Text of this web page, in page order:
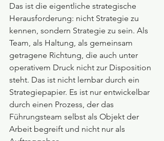
Das ist die eigentliche strategische
Herausforderung: nicht Strategie zu
kennen, sondern Strategie zu sein. Als
Team, als Haltung, als gemeinsam
getragene Richtung, die auch unter
operativem Druck nicht zur Disposition
steht. Das ist nicht lernbar durch ein
Strategiepapier. Es ist nur entwickelbar
durch einen Prozess, der das
Führungsteam selbst als Objekt der
Arbeit begreift und nicht nur als